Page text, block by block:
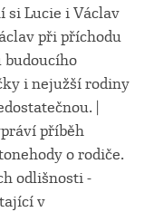
si Lucie i Václav
při příchodu
budoucího
i nejužší rodiny
|
příběh
o rodiče.
odlišnosti -
v